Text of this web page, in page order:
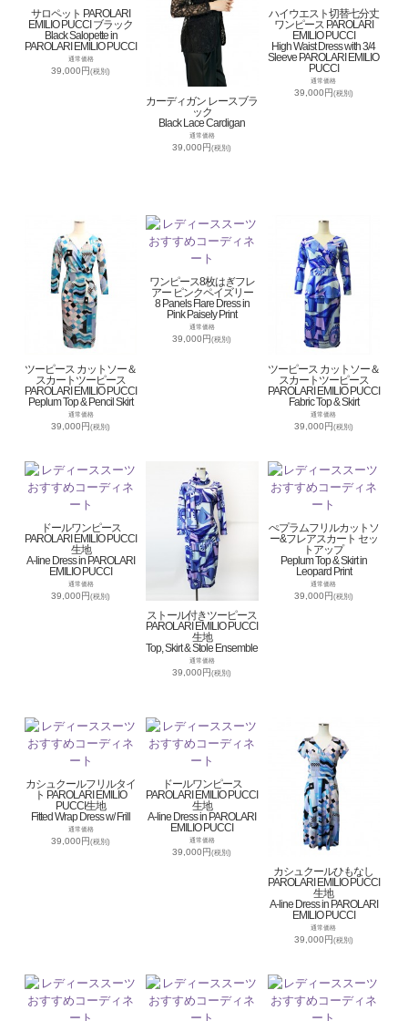
サロペット PAROLARI
EMILIO PUCCI ブラック
Black Salopette in
PAROLARI EMILIO PUCCI
通常価格
39,000円(税別)
カーディガン レースブラ
ック
Black Lace Cardigan
通常価格
39,000円(税別)
ハイウエスト切替七分丈
ワンピース PAROLARI
EMILIO PUCCI
High Waist Dress with 3/4
Sleeve PAROLARI EMILIO
PUCCI
通常価格
39,000円(税別)
ツーピース カットソー＆
スカートツーピース
PAROLARI EMILIO PUCCI
Peplum Top & Pencil Skirt
通常価格
39,000円(税別)
ワンピース8枚はぎフレ
アー ピンクペイズリー
8 Panels Flare Dress in
Pink Paisely Print
通常価格
39,000円(税別)
ツーピース カットソー＆
スカートツーピース
PAROLARI EMILIO PUCCI
Fabric Top & Skirt
通常価格
39,000円(税別)
ドールワンピース
PAROLARI EMILIO PUCCI
生地
A-line Dress in PAROLARI
EMILIO PUCCI
通常価格
39,000円(税別)
ストール付きツーピース
PAROLARI EMILIO PUCCI
生地
Top, Skirt & Stole Ensemble
通常価格
39,000円(税別)
ぺプラムフリルカットソ
ー&フレアスカート セッ
トアップ
Peplum Top & Skirt in
Leopard Print
通常価格
39,000円(税別)
カシュクールフリルタイ
ト PAROLARI EMILIO
PUCCI生地
Fitted Wrap Dress w/ Frill
通常価格
39,000円(税別)
ドールワンピース
PAROLARI EMILIO PUCCI
生地
A-line Dress in PAROLARI
EMILIO PUCCI
通常価格
39,000円(税別)
カシュクールひもなし
PAROLARI EMILIO PUCCI
生地
A-line Dress in PAROLARI
EMILIO PUCCI
通常価格
39,000円(税別)